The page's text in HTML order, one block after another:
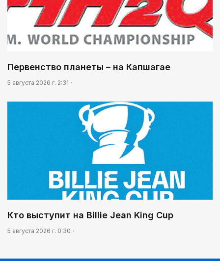
Первенство планеты – на Капшагае
5 августа 2026 г. 2:31
Кто выступит на Billie Jean King Cup
5 августа 2026 г. 0:30